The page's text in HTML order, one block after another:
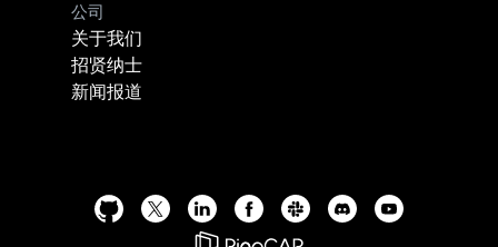
公司
关于我们
招贤纳士
新闻报道